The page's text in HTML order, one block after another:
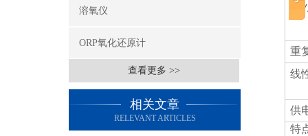
溶氧仪
ORP氧化还原计
查看更多 >>
相关文章
RELEVANT ARTICLES
重
线
供
特